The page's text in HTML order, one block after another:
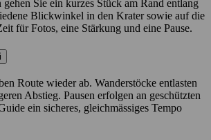
Sie ein kurzes Stück am Rand entlang
Blickwinkel in den Krater sowie auf die
für Fotos, eine Stärkung und eine Pause.
Route wieder ab. Wanderstöcke entlasten
Abstieg. Pausen erfolgen an geschützten
ein sicheres, gleichmässiges Tempo